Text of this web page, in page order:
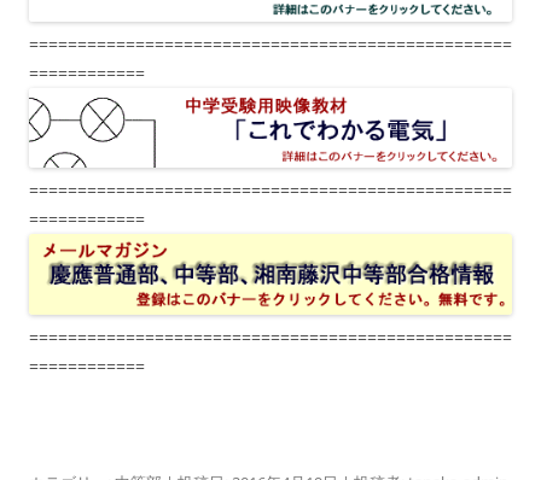
==================================================
============
==================================================
============
==================================================
============